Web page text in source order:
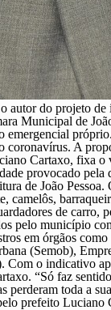
autor do projeto
Municipal de
coronavírus. A
Cartaxo, fixa
provocado
de João
camelôs,
de
pelo município
em órgãos
(Semob),
o indicativo
“Só faz
perderam toda a
prefeito